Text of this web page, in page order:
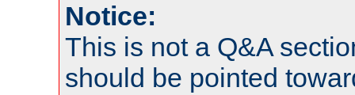
Notice:
This is not a Q&A
should be pointed